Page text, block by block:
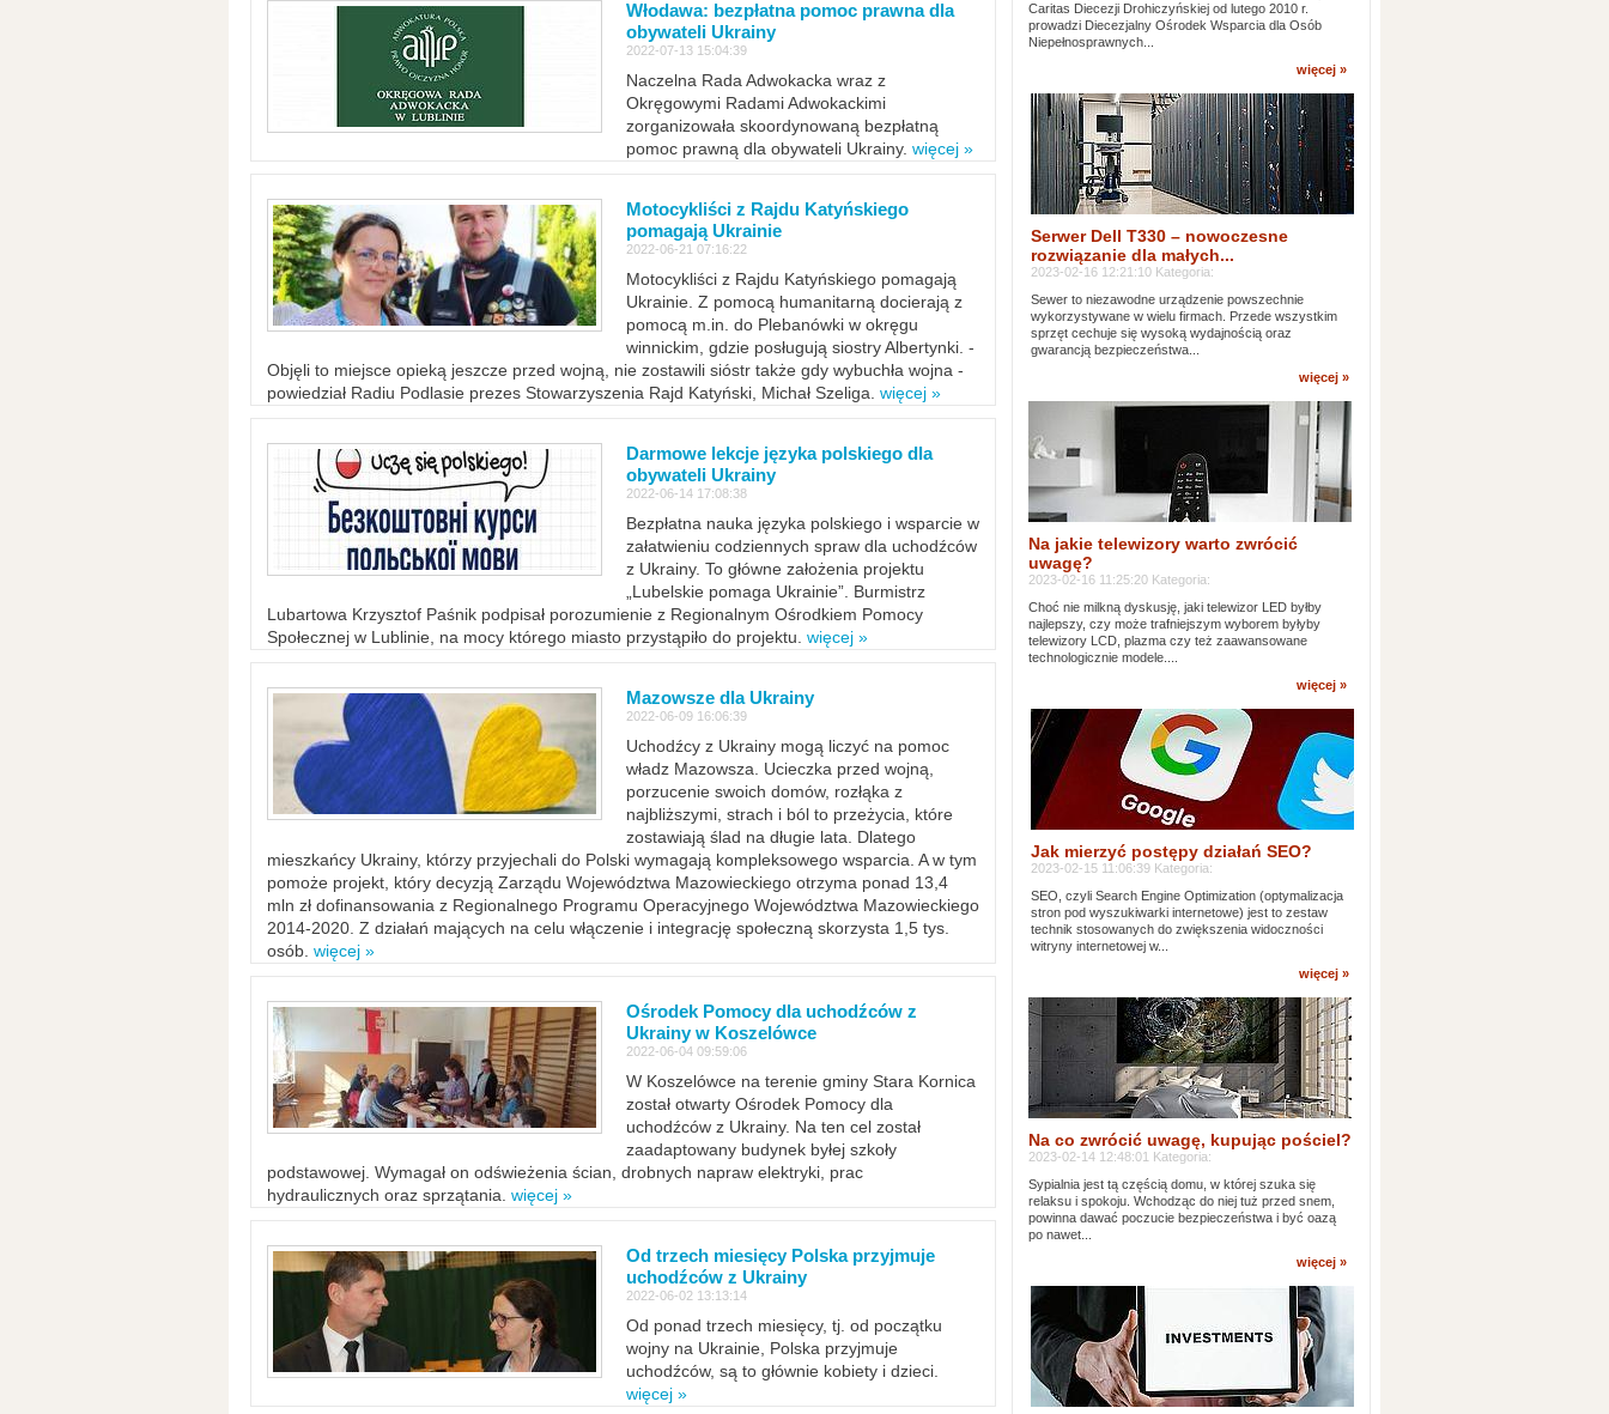
Włodawa: bezpłatna pomoc prawna dla
obywateli Ukrainy
2022-07-13 15:04:39
Naczelna Rada Adwokacka wraz z
Okręgowymi Radami Adwokackimi
zorganizowała skoordynowaną bezpłatną
pomoc prawną dla obywateli Ukrainy. więcej »
Motocykliści z Rajdu Katyńskiego
pomagają Ukrainie
2022-06-21 07:16:22
Motocykliści z Rajdu Katyńskiego pomagają
Ukrainie. Z pomocą humanitarną docierają z
pomocą m.in. do Plebanówki w okręgu
winnickim, gdzie posługują siostry Albertynki. -
Objęli to miejsce opieką jeszcze przed wojną, nie zostawili sióstr także gdy wybuchła wojna -
powiedział Radiu Podlasie prezes Stowarzyszenia Rajd Katyński, Michał Szeliga. więcej »
Darmowe lekcje języka polskiego dla
obywateli Ukrainy
2022-06-14 17:08:38
Bezpłatna nauka języka polskiego i wsparcie w
załatwieniu codziennych spraw dla uchodźców
z Ukrainy. To główne założenia projektu
„Lubelskie pomaga Ukrainie”. Burmistrz
Lubartowa Krzysztof Paśnik podpisał porozumienie z Regionalnym Ośrodkiem Pomocy
Społecznej w Lublinie, na mocy którego miasto przystąpiło do projektu. więcej »
Mazowsze dla Ukrainy
2022-06-09 16:06:39
Uchodźcy z Ukrainy mogą liczyć na pomoc
władz Mazowsza. Ucieczka przed wojną,
porzucenie swoich domów, rozłąka z
najbliższymi, strach i ból to przeżycia, które
zostawiają ślad na długie lata. Dlatego
mieszkańcy Ukrainy, którzy przyjechali do Polski wymagają kompleksowego wsparcia. A w tym
pomoże projekt, który decyzją Zarządu Województwa Mazowieckiego otrzyma ponad 13,4
mln zł dofinansowania z Regionalnego Programu Operacyjnego Województwa Mazowieckiego
2014-2020. Z działań mających na celu włączenie i integrację społeczną skorzysta 1,5 tys.
osób. więcej »
Ośrodek Pomocy dla uchodźców z
Ukrainy w Koszelówce
2022-06-04 09:59:06
W Koszelówce na terenie gminy Stara Kornica
został otwarty Ośrodek Pomocy dla
uchodźców z Ukrainy. Na ten cel został
zaadaptowany budynek byłej szkoły
podstawowej. Wymagał on odświeżenia ścian, drobnych napraw elektryki, prac
hydraulicznych oraz sprzątania. więcej »
Od trzech miesięcy Polska przyjmuje
uchodźców z Ukrainy
2022-06-02 13:13:14
Od ponad trzech miesięcy, tj. od początku
wojny na Ukrainie, Polska przyjmuje
uchodźców, są to głównie kobiety i dzieci.
więcej »
Caritas Diecezji Drohiczyńskiej od lutego 2010 r.
prowadzi Diecezjalny Ośrodek Wsparcia dla Osób
Niepełnosprawnych...
więcej »
Serwer Dell T330 – nowoczesne
rozwiązanie dla małych...
2023-02-16 12:21:10 Kategoria:
Sewer to niezawodne urządzenie powszechnie
wykorzystywane w wielu firmach. Przede wszystkim
sprzęt cechuje się wysoką wydajnością oraz
gwarancją bezpieczeństwa...
więcej »
Na jakie telewizory warto zwrócić
uwagę?
2023-02-16 11:25:20 Kategoria:
Choć nie milkną dyskusję, jaki telewizor LED byłby
najlepszy, czy może trafniejszym wyborem byłyby
telewizory LCD, plazma czy też zaawansowane
technologicznie modele....
więcej »
Jak mierzyć postępy działań SEO?
2023-02-15 11:06:39 Kategoria:
SEO, czyli Search Engine Optimization (optymalizacja
stron pod wyszukiwarki internetowe) jest to zestaw
technik stosowanych do zwiększenia widoczności
witryny internetowej w...
więcej »
Na co zwrócić uwagę, kupując pościel?
2023-02-14 12:48:01 Kategoria:
Sypialnia jest tą częścią domu, w której szuka się
relaksu i spokoju. Wchodząc do niej tuż przed snem,
powinna dawać poczucie bezpieczeństwa i być oazą
po nawet...
więcej »